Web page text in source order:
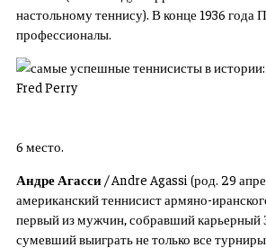
настольному теннису). В конце 1936 года
профессионалы.
6 место.
Андре Агасси / Andre Agassi (род. 29
американский теннисист армяно-
первый из мужчин, собравший карьерный
сумевший выиграть не только все